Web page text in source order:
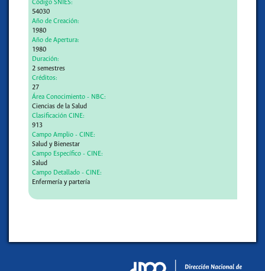
Código SNIES:
54030
Año de Creación:
1980
Año de Apertura:
1980
Duración:
2 semestres
Créditos:
27
Área Conocimiento - NBC:
Ciencias de la Salud
Clasificación CINE:
913
Campo Amplio - CINE:
Salud y Bienestar
Campo Específico - CINE:
Salud
Campo Detallado - CINE:
Enfermería y partería